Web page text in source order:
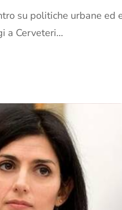
su politiche urbane ed
a Cerveteri…